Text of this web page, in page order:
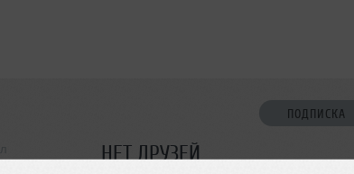
ПОДПИСКА
НЕТ ДРУЗЕЙ